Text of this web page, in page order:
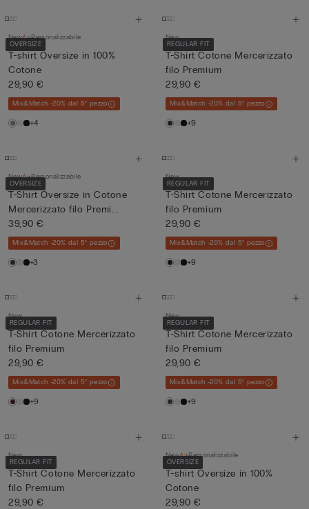
OVERSIZE
New Personalizzabile
T-shirt Oversize in 100%
Cotone
29,90 €
Mix&Match -20% dal 5° pezzo
+4
REGULAR FIT
New
T-Shirt Cotone Mercerizzato
filo Premium
29,90 €
Mix&Match -20% dal 5° pezzo
+9
OVERSIZE
New Personalizzabile
T-Shirt Oversize in Cotone
Mercerizzato filo Premi...
39,90 €
Mix&Match -20% dal 5° pezzo
+3
REGULAR FIT
New
T-Shirt Cotone Mercerizzato
filo Premium
29,90 €
Mix&Match -20% dal 5° pezzo
+9
REGULAR FIT
New
T-Shirt Cotone Mercerizzato
filo Premium
29,90 €
Mix&Match -20% dal 5° pezzo
+9
REGULAR FIT
New
T-Shirt Cotone Mercerizzato
filo Premium
29,90 €
Mix&Match -20% dal 5° pezzo
+9
REGULAR FIT
New
T-Shirt Cotone Mercerizzato
filo Premium
29,90 €
OVERSIZE
New Personalizzabile
T-shirt Oversize in 100%
Cotone
29,90 €